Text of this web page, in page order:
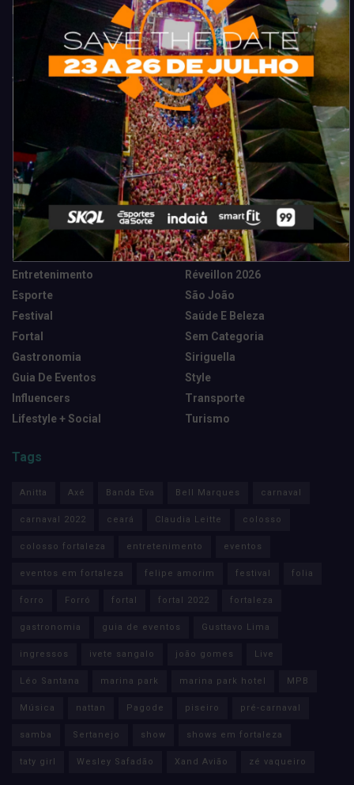
Fortaleza. Dicas, promoções, coberturas exclusivas e muito mais.
Categorias
Camarote Vip Junino
Cidade
Destaques
Entretenimento
Esporte
Festival
Fortal
Gastronomia
Guia De Eventos
Influencers
Lifestyle + Social
Marketing E Negócios
Música
News Tech
Réveillon 2026
São João
Saúde E Beleza
Sem Categoria
Siriguella
Style
Transporte
Turismo
Tags
Anitta Axé Banda Eva Bell Marques carnaval
carnaval 2022 ceará Claudia Leitte colosso
colosso fortaleza entretenimento eventos
eventos em fortaleza felipe amorim festival folia
forro Forró fortal fortal 2022 fortaleza
gastronomia guia de eventos Gusttavo Lima
ingressos ivete sangalo joão gomes Live
Léo Santana marina park marina park hotel MPB
Música nattan Pagode piseiro pré-carnaval
samba Sertanejo show shows em fortaleza
taty girl Wesley Safadão Xand Avião zé vaqueiro